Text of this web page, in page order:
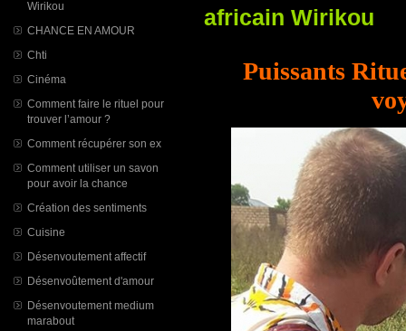
Wirikou
CHANCE EN AMOUR
Chti
Cinéma
Comment faire le rituel pour
trouver l’amour ?
Comment récupérer son ex
Comment utiliser un savon
pour avoir la chance
Création des sentiments
Cuisine
Désenvoutement affectif
Désenvoûtement d'amour
Désenvoutement medium
marabout
africain Wirikou
Puissants